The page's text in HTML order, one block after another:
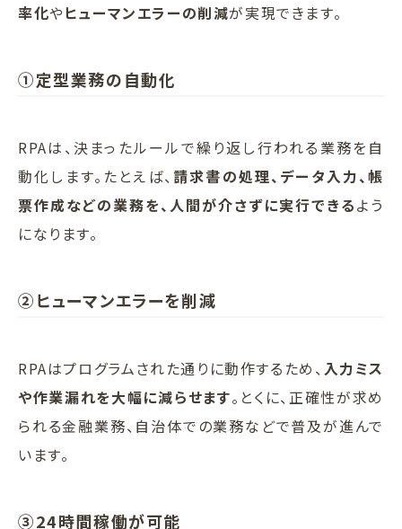
率化やヒューマンエラーの削減が実現できます。
①定型業務の自動化
RPAは、決まったルールで繰り返し行われる業務を自
動化します。たとえば、 請求書の処理、データ入力、帳
票作成などの業務を、人間が介さずに実行できるよう
になります。
②ヒューマンエラーを削減
RPAはプログラムされた通りに動作するため、 入力ミス
や作業漏れを大幅に減らせます。とくに、正確性が求め
られる金融業務、自治体での業務などで普及が進んで
います。
③24時間稼働が可能